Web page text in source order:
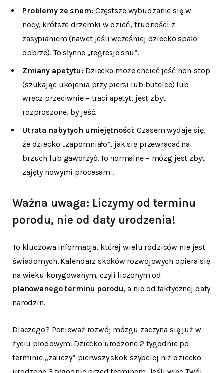
Problemy ze snem: Częstsze wybudzanie się w
nocy, krótsze drzemki w dzień, trudności z
zasypianiem (nawet jeśli wcześniej dziecko spało
dobrze). To słynne „regresje snu”.
Zmiany apetytu: Dziecko może chcieć jeść non-stop
(szukając ukojenia przy piersi lub butelce) lub
wręcz przeciwnie – traci apetyt, jest zbyt
rozproszone, by jeść.
Utrata nabytych umiejętności: Czasem wydaje się,
że dziecko „zapomniało”, jak się przewracać na
brzuch lub gaworzyć. To normalne – mózg jest zbyt
zajęty nowymi procesami.
Ważna uwaga: Liczymy od terminu
porodu, nie od daty urodzenia!
To kluczowa informacja, której wielu rodziców nie jest
świadomych. Kalendarz skoków rozwojowych opiera się
na wieku korygowanym, czyli liczonym od
planowanego terminu porodu, a nie od faktycznej daty
narodzin.
Dlaczego? Ponieważ rozwój mózgu zaczyna się już w
życiu płodowym. Dziecko urodzone 2 tygodnie po
terminie „zaliczy” pierwszy skok szybciej niż dziecko